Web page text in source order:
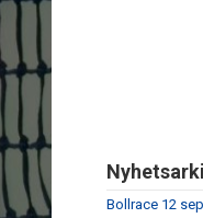
Bollrace 12